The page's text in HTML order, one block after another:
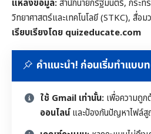
แหล่งข้อมูล:สำนักนายกรัฐมนตรี, กระท
วิทยาศาสตร์และเทคโนโลยี (STKC), สื่อ
เรียบเรียงโดย quizeducate.com
คำแนะนำ! ก่อนเริ่มทำแบบ
ใช้ Gmail เท่านั้น: เพื่อความถูก
ออนไลน์และป้องกันปัญหาไฟล์